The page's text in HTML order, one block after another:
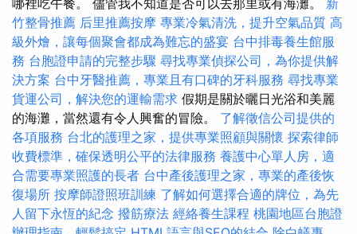
哪裡吃午餐。 儘管我不知道是否可以去那里或有海灘。 新
竹整骨推薦 后里推薦按摩 專業冷氣清洗，提升空氣品質 高
級外燴，讓每個聚會都成為難忘的盛宴 台中排毒養生館服
務 台胞證申請的完整步驟 尋找專業偵探公司，為你提供解
決方案 台中牙醫推薦，專業且有口碑的牙科服務 尋找專業
貨運公司，解決您的運輸需求 假期是關於曬日光浴和美麗
的海灘，當然還有令人興奮的冒險。 了解徵信公司提供的
各項服務 台北的護理之家，提供專業照顧與關懷 探索律師
收費標準，確保透明公平的法律服務 養護中心單人房，適
合需要專業照護的長者 台中產後護理之家，專業的產後恢
復場所 按摩師證照班訓練 了解如何選擇合適的牌位，為先
人留下永恆的紀念 撥筋療法 經絡養生課程 桃園地區台胞證